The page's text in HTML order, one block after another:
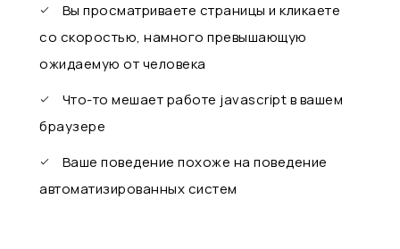
Вы просматриваете страницы и кликаете
со скоростью, намного превышающую
ожидаемую от человека
Что-то мешает работе javascript в вашем
браузере
Ваше поведение похоже на поведение
автоматизированных систем